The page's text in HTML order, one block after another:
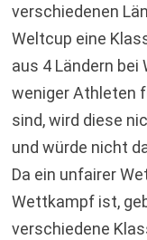
verschiedenen
Weltcup eine
aus 4 Ländern
weniger Athleten
sind, wird diese
und würde nicht
Da ein unfairer
Wettkampf ist,
verschiedene